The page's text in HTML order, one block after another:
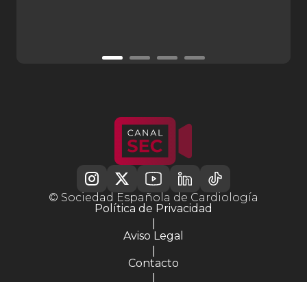
© Sociedad Española de Cardiología
Política de Privacidad
|
Aviso Legal
|
Contacto
|